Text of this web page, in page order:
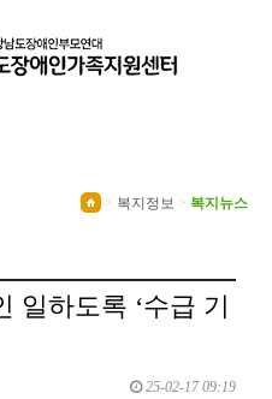
> 복지정보 > 복지뉴스
일하도록 ‘수급 기
25-02-17 09:19